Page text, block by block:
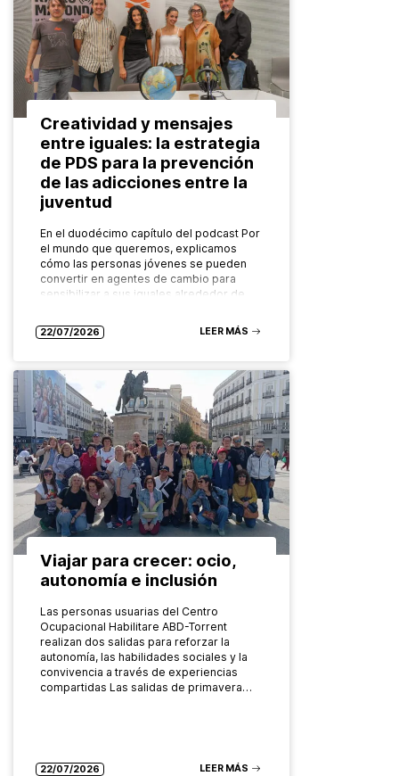
Creatividad y mensajes
entre iguales: la estrategia
de PDS para la prevención
de las adicciones entre la
juventud
En el duodécimo capítulo del podcast Por
el mundo que queremos, explicamos
cómo las personas jóvenes se pueden
convertir en agentes de cambio para
sensibilizar a sus iguales alrededor de…
22/07/2026 LEER MÁS
Viajar para crecer: ocio,
autonomía e inclusión
Las personas usuarias del Centro
Ocupacional Habilitare ABD-Torrent
realizan dos salidas para reforzar la
autonomía, las habilidades sociales y la
convivencia a través de experiencias
compartidas Las salidas de primavera…
22/07/2026 LEER MÁS